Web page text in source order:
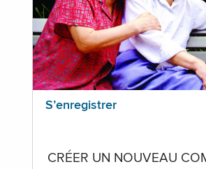
S’enregistrer
CRÉER UN NOUVEAU